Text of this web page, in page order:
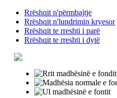
Rrëshqit n'përmbajtje
Rrëshqit n'lundrimin kryesor
Rrëshqit te rreshti i parë
Rrëshqit te rreshti i dytë